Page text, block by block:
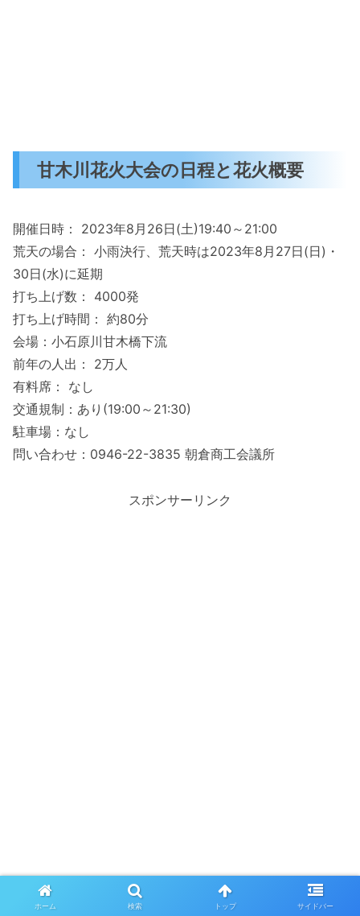
甘木川花火大会の日程と花火概要
開催日時： 2023年8月26日(土)19:40～21:00
荒天の場合： 小雨決行、荒天時は2023年8月27日(日)・
30日(水)に延期
打ち上げ数： 4000発
打ち上げ時間： 約80分
会場：小石原川甘木橋下流
前年の人出： 2万人
有料席： なし
交通規制：あり(19:00～21:30)
駐車場：なし
問い合わせ：0946-22-3835 朝倉商工会議所
スポンサーリンク
花火大会の持ち物リスト！必
ホーム 検索 トップ サイドバー